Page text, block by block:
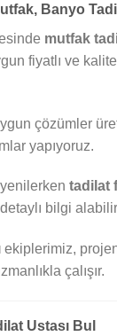
Banyo
mutfak
fiyatlı ve
çözümler
yapıyoruz.
tadilat
bilgi
ekiplerimiz,
çalışır.
Ustası Bul